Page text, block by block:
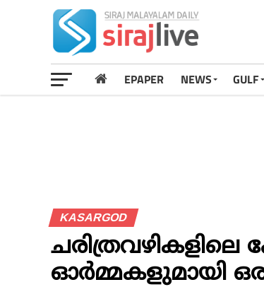
EPAPER NEWS GULF
KASARGOD
ഓര്‍മ്മകളുമായി